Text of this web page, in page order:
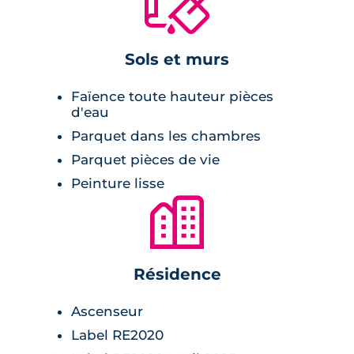
Située sur la rive gauche, la résidence
caractère vivant et authentique
du quartier Saint‑Cyprien, à quelques
place les résidentsà proximité immédiate du
proximité (Intermarché Express, Carrefour City,
boulangeries), de marchés et de nombreuses
terrasses.
Le secteur offre un équipement culturel et de
loisirs riche : le musée Les Abattoirs et la
galerie du Château d’Eau, la Prairie des Filtres
accessibles pour les promenades et activités.
Les familles trouveront
Sols et murs
Faïence toute hauteur pièces
d'eau
Parquet dans les chambres
Parquet pièces de vie
Peinture lisse
🏙
Résidence
Ascenseur
Label RE2020